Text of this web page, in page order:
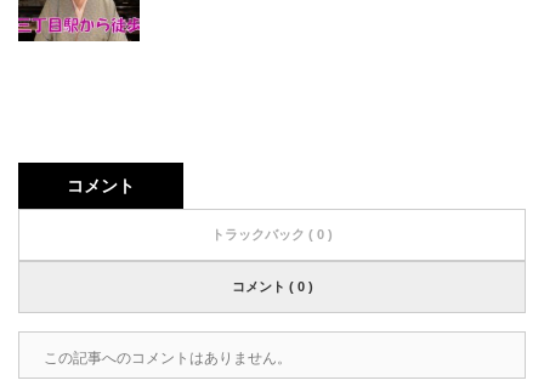
コメント
トラックバック ( 0 )
コメント ( 0 )
この記事へのコメントはありません。